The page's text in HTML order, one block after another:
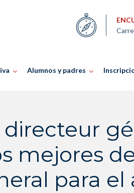
Alumnos y padres
mejores
para el